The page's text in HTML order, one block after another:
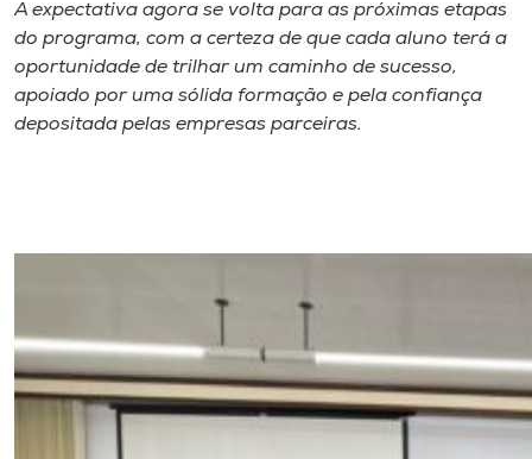
A expectativa agora se volta para as próximas etapas
do programa, com a certeza de que cada aluno terá a
oportunidade de trilhar um caminho de sucesso,
apoiado por uma sólida formação e pela confiança
depositada pelas empresas parceiras.